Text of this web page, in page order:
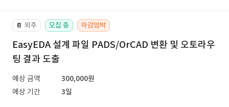
📔 외주 모집 중 마감임박
EasyEDA 설계 파일 PADS/OrCAD 변환 및 오토라우
팅 결과 도출
예상 금액
300,000원
예상 기간
3일